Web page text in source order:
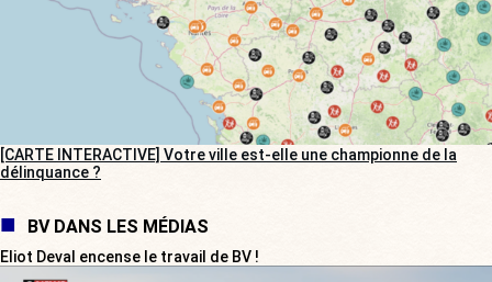
[CARTE INTERACTIVE] Votre ville est-elle une championne de la
délinquance ?
BV DANS LES MÉDIAS
Eliot Deval encense le travail de BV !